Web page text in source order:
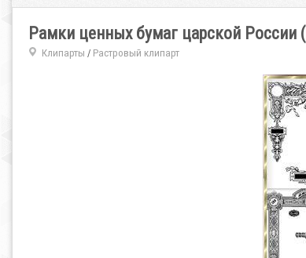
Рамки ценных бумаг царской
Клипарты / Растровый клипарт